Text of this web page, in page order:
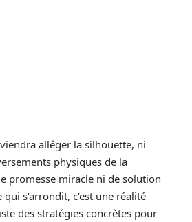
alléger la silhouette, ni
physiques de la
promesse miracle ni de solution
s’arrondit, c’est une réalité
des stratégies concrètes pour